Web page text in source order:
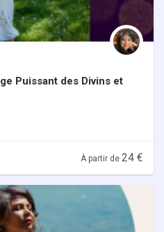
Puissant des Divins et
À partir de 24 €